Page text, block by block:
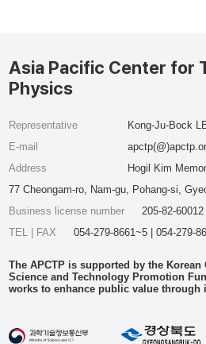
Asia Pacific Center for
Physics
Representative
Kong-Ju-Bock
E-mail
Address
Hogil Kim
77 Cheongam-ro, Nam-gu, Pohang-si,
Business license number
205-82-60012
TEL | FAX
054-279-8661~5 | 054-279-
The APCTP is supported by the
Science and Technology Promotion
works to enhance public value through